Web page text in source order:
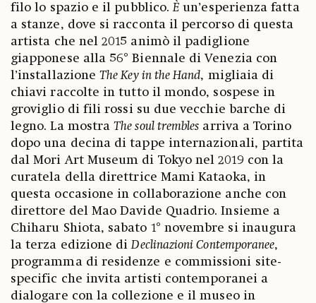
filo lo spazio e il pubblico.È un’esperienza fatta
a stanze, dove si racconta il percorso di questa
artista che nel 2015 animò il padiglione
giapponese alla 56° Biennale di Venezia con
l’installazioneThe Key in the Hand, migliaia di
chiavi raccolte in tutto il mondo, sospese in
groviglio di fili rossi su due vecchie barche di
legno. La mostraThe soul trembles arriva a Torino
dopo una decina di tappe internazionali, partita
dal Mori Art Museum di Tokyo nel 2019 con la
curatela della direttrice Mami Kataoka, in
questa occasione in collaborazione anche con
direttore del Mao Davide Quadrio. Insieme a
Chiharu Shiota, sabato 1° novembre si inaugura
la terza edizione diDeclinazioni Contemporanee,
programma di residenze e commissioni site-
specific che invita artisti contemporanei a
dialogare con la collezione e il museo in